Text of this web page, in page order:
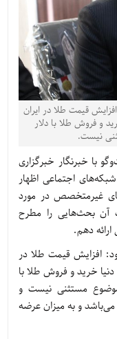
قیمت طلا در ایران
و فروش طلا با دلار
نیست.
با خبرنگار خبرگزاری
اجتماعی اظهار
غیرمتخصص در مورد
آن بحث‌هایی را مطرح
دهم.
افزایش قیمت طلا در
خرید و فروش طلا با
مستثنی نیست و
و به میزان عرضه